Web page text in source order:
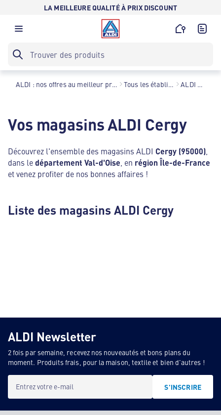
LA MEILLEURE QUALITÉ À PRIX DISCOUNT
ALDI : nos offres au meilleur prix toute l’année ! Tous les établissements ALDI Cergy
Vos magasins ALDI Cergy
Découvrez l'ensemble des magasins ALDI Cergy (95000)
dans ledépartement Val-d'Oise , en région Île-de-France
et venez profiter de nos bonnes affaires !
Liste des magasins ALDI Cergy
ALDI Newsletter
2 fois par semaine, recevez nos nouveautés et bons plans du
moment. Produits frais, pour la maison, textile et bien d'autres !
Entrez votre e-mail S'INSCRIRE